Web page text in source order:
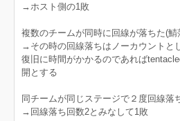
→ホスト側の1敗
複数のチームが同時に回線が落ちた(鯖
→その時の回線落ちはノーカウントと
復旧に時間がかかるのであれば
開とする
同チームが同じステージで２度回線落
→回線落ち回数2とみなして1敗